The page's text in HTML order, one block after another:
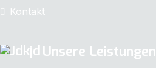
Kontakt
Unsere Leistungen